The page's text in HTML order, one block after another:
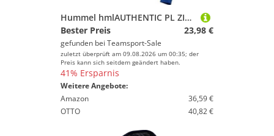
Hummel hmlAUTHENTIC PL ZIP HOODIE - TRUE BLUE - L
Bester Preis
23,98 €
gefunden bei Teamsport-Sale
zuletzt überprüft am 09.08.2026 um 00:35; der
Preis kann sich seitdem geändert haben.
41% Ersparnis
Weitere Angebote:
Amazon
36,59 €
OTTO
40,82 €